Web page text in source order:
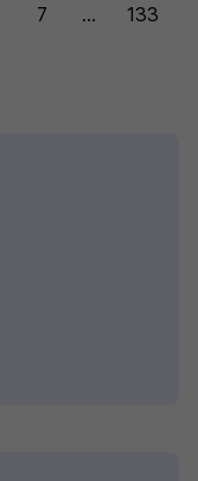
7 ... 133